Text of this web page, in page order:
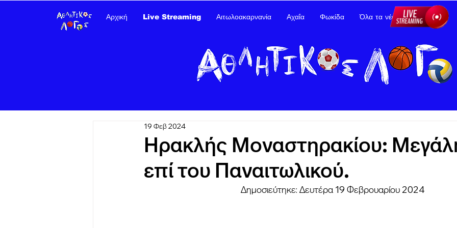
Αρχική Live Streaming Αιτωλοακαρνανία Αχαΐα Φωκίδα Όλα τα νέα Διαφήμιση
Ηρακλής Μοναστηρακίου:
επί του Παναιτωλικού.
19 Φεβ 2024
Δημοσιεύτηκε: Δευτέρα 19 Φεβρουαρίου 2024